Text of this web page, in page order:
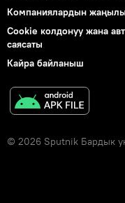
Компаниялардын
Cookie колдонуу жана
саясаты
Кайра байланыш
© 2026 Sputnik Бардык